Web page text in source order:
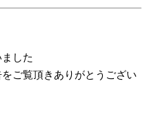
した
ご覧頂きありがとうござい